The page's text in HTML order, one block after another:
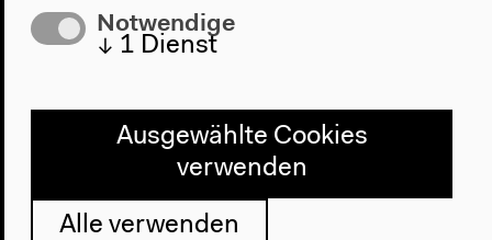
Instagram
Notwendige
↓ 1 Dienst
Ausgewählte Cookies
verwenden
Alle verwenden